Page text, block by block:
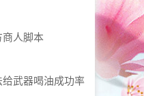
商人脚本
武器喝油成功率